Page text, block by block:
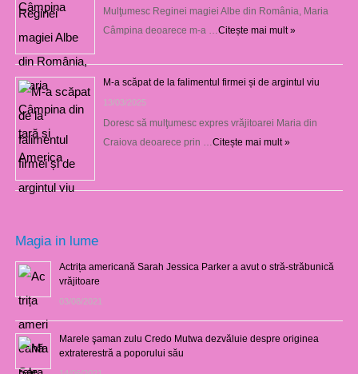
Mulţumesc Reginei magiei Albe din România, Maria
Câmpina deoarece m-a … Citește mai mult »
M-a scăpat de la falimentul firmei și de argintul viu
13/03/2025
Doresc să mulţumesc expres vrăjitoarei Maria din
Craiova deoarece prin … Citește mai mult »
Magia in lume
Actrița americană Sarah Jessica Parker a avut o stră-străbunică
vrăjitoare
03/08/2021
Marele şaman zulu Credo Mutwa dezvăluie despre originea
extraterestră a poporului său